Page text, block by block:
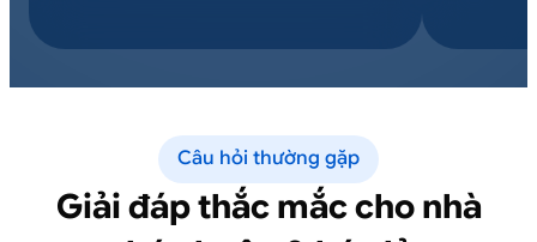
Câu hỏi thường gặp
Giải đáp thắc mắc cho nhà